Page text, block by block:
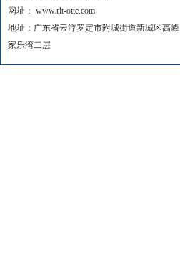
网址： www.rlt-otte.com
地址：广东省云浮罗定市附城街道新城区高峰
家乐湾二层